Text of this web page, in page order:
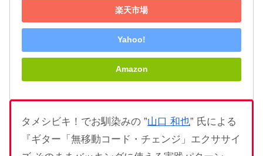
楽天市場
Yahoo!
Amazon
タメシビキ！でお馴染みの ”山口 和也” 氏による
『ギター「無移動コード・チェンジ」エクササイ